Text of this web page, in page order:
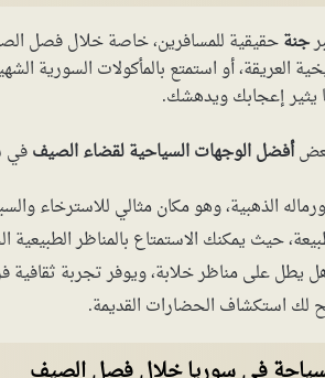
جنةحقيقية للمسافرين، خاصة خلال فصل
العريقة، أو استمتع بالمأكولات السورية
إعجابك ويدهشك.
أفضل الوجهات السياحية لقضاء الصيففي
الذهبية، وهو مكان مثالي للاسترخاء
حيث يمكنك الاستمتاع بالمناظر الطبيعية
يطل على مناظر خلابة، ويوفر تجربة ثقافية
لك استكشاف الحضارات القديمة.